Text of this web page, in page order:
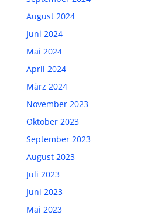
August 2024
Juni 2024
Mai 2024
April 2024
März 2024
November 2023
Oktober 2023
September 2023
August 2023
Juli 2023
Juni 2023
Mai 2023